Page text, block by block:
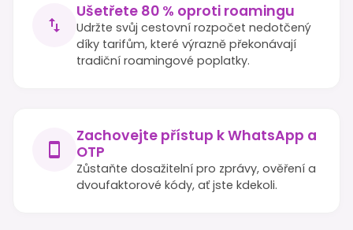
Ušetřete 80 % oproti roamingu
Udržte svůj cestovní rozpočet nedotčený
díky tarifům, které výrazně překonávají
tradiční roamingové poplatky.
Zachovejte přístup k WhatsApp a
OTP
Zůstaňte dosažitelní pro zprávy, ověření a
dvoufaktorové kódy, ať jste kdekoli.